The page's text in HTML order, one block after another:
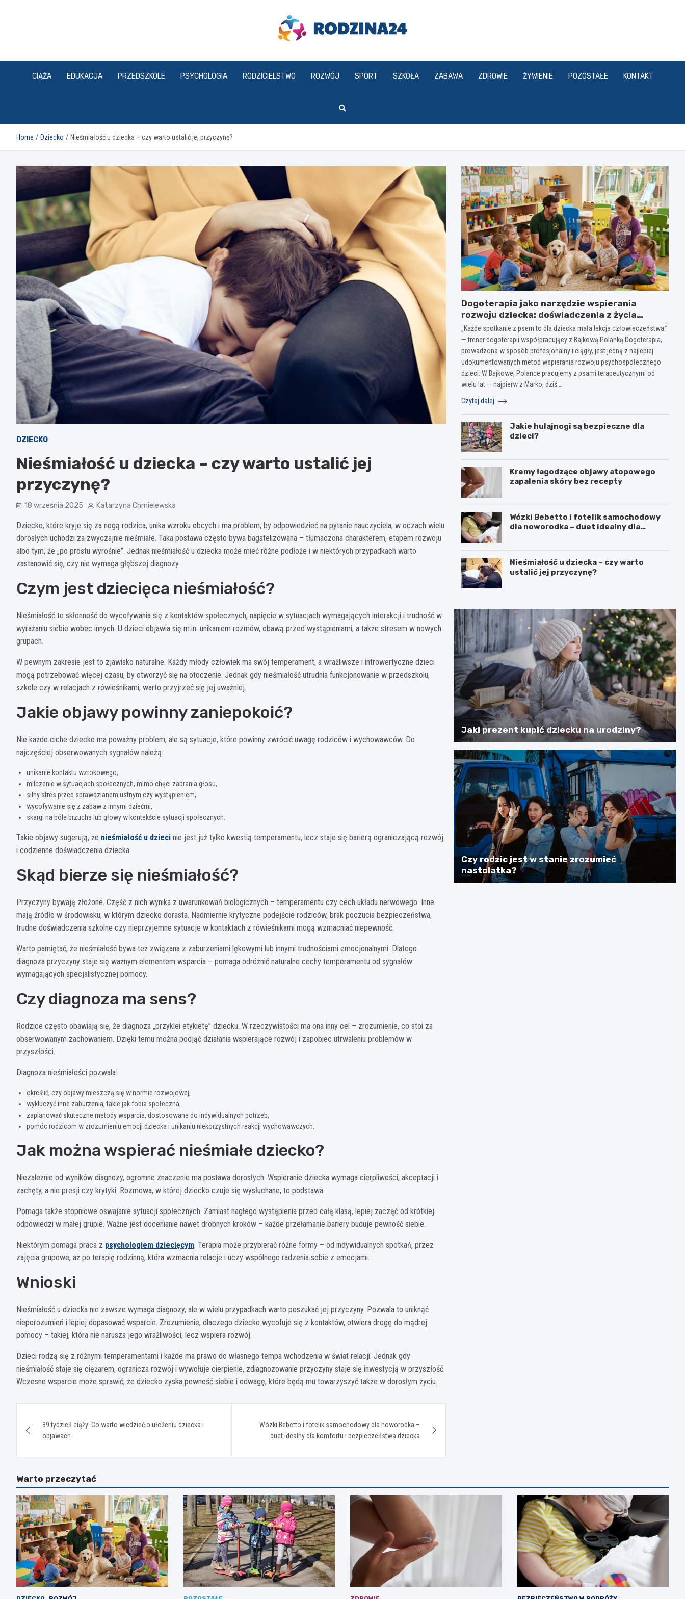
rodzina24.pl
CIĄŻA EDUKACJA PRZEDSZKOLE PSYCHOLOGIA RODZICIELSTWO ROZWÓJ SPORT SZKOŁA ZABAWA ZDROWIE ŻYWIENIE POZOSTAŁE KONTAKT
Home Dziecko Nieśmiałość u dziecka – czy warto ustalić jej przyczynę?
DZIECKO
Nieśmiałość u dziecka – czy warto ustalić jej
przyczynę?
18 września 2025 Katarzyna Chmielewska
Dziecko, które kryje się za nogą rodzica, unika wzroku obcych i ma problem, by odpowiedzieć na pytanie nauczyciela, w oczach wielu
dorosłych uchodzi za zwyczajnie nieśmiałe. Taka postawa często bywa bagatelizowana – tłumaczona charakterem, etapem rozwoju
albo tym, że „po prostu wyrośnie”. Jednak nieśmiałość u dziecka może mieć różne podłoże i w niektórych przypadkach warto
zastanowić się, czy nie wymaga głębszej diagnozy.
Czym jest dziecięca nieśmiałość?
Nieśmiałość to skłonność do wycofywania się z kontaktów społecznych, napięcie w sytuacjach wymagających interakcji i trudność w
wyrażaniu siebie wobec innych. U dzieci objawia się m.in. unikaniem rozmów, obawą przed wystąpieniami, a także stresem w nowych
grupach.
W pewnym zakresie jest to zjawisko naturalne. Każdy młody człowiek ma swój temperament, a wrażliwsze i introwertyczne dzieci
mogą potrzebować więcej czasu, by otworzyć się na otoczenie. Jednak gdy nieśmiałość utrudnia funkcjonowanie w przedszkolu,
szkole czy w relacjach z rówieśnikami, warto przyjrzeć się jej uważniej.
Jakie objawy powinny zaniepokoić?
Nie każde ciche dziecko ma poważny problem, ale są sytuacje, które powinny zwrócić uwagę rodziców i wychowawców. Do
najczęściej obserwowanych sygnałów należą:
unikanie kontaktu wzrokowego,
milczenie w sytuacjach społecznych, mimo chęci zabrania głosu,
silny stres przed sprawdzianem ustnym czy wystąpieniem,
wycofywanie się z zabaw z innymi dziećmi,
skargi na bóle brzucha lub głowy w kontekście sytuacji społecznych.
Takie objawy sugerują, że nieśmiałość u dzieci nie jest już tylko kwestią temperamentu, lecz staje się barierą ograniczającą rozwój
i codzienne doświadczenia dziecka.
Skąd bierze się nieśmiałość?
Przyczyny bywają złożone. Część z nich wynika z uwarunkowań biologicznych – temperamentu czy cech układu nerwowego. Inne
mają źródło w środowisku, w którym dziecko dorasta. Nadmiernie krytyczne podejście rodziców, brak poczucia bezpieczeństwa,
trudne doświadczenia szkolne czy nieprzyjemne sytuacje w kontaktach z rówieśnikami mogą wzmacniać niepewność.
Warto pamiętać, że nieśmiałość bywa też związana z zaburzeniami lękowymi lub innymi trudnościami emocjonalnymi. Dlatego
diagnoza przyczyny staje się ważnym elementem wsparcia – pomaga odróżnić naturalne cechy temperamentu od sygnałów
wymagających specjalistycznej pomocy.
Czy diagnoza ma sens?
Rodzice często obawiają się, że diagnoza „przyklei etykietę” dziecku. W rzeczywistości ma ona inny cel – zrozumienie, co stoi za
obserwowanym zachowaniem. Dzięki temu można podjąć działania wspierające rozwój i zapobiec utrwaleniu problemów w
przyszłości.
Diagnoza nieśmiałości pozwala:
określić, czy objawy mieszczą się w normie rozwojowej,
wykluczyć inne zaburzenia, takie jak fobia społeczna,
zaplanować skuteczne metody wsparcia, dostosowane do indywidualnych potrzeb,
pomóc rodzicom w zrozumieniu emocji dziecka i unikaniu niekorzystnych reakcji wychowawczych.
Jak można wspierać nieśmiałe dziecko?
Niezależnie od wyników diagnozy, ogromne znaczenie ma postawa dorosłych. Wspieranie dziecka wymaga cierpliwości, akceptacji i
zachęty, a nie presji czy krytyki. Rozmowa, w której dziecko czuje się wysłuchane, to podstawa.
Pomaga także stopniowe oswajanie sytuacji społecznych. Zamiast nagłego wystąpienia przed całą klasą, lepiej zacząć od krótkiej
odpowiedzi w małej grupie. Ważne jest docenianie nawet drobnych kroków – każde przełamanie bariery buduje pewność siebie.
Niektórym pomaga praca z psychologiem dziecięcym. Terapia może przybierać różne formy – od indywidualnych spotkań, przez
zajęcia grupowe, aż po terapię rodzinną, która wzmacnia relacje i uczy wspólnego radzenia sobie z emocjami.
Wnioski
Nieśmiałość u dziecka nie zawsze wymaga diagnozy, ale w wielu przypadkach warto poszukać jej przyczyny. Pozwala to uniknąć
nieporozumień i lepiej dopasować wsparcie. Zrozumienie, dlaczego dziecko wycofuje się z kontaktów, otwiera drogę do mądrej
pomocy – takiej, która nie narusza jego wrażliwości, lecz wspiera rozwój.
Dzieci rodzą się z różnymi temperamentami i każde ma prawo do własnego tempa wchodzenia w świat relacji. Jednak gdy
nieśmiałość staje się ciężarem, ogranicza rozwój i wywołuje cierpienie, zdiagnozowanie przyczyny staje się inwestycją w przyszłość.
Wczesne wsparcie może sprawić, że dziecko zyska pewność siebie i odwagę, które będą mu towarzyszyć także w dorosłym życiu.
wpisu
39 tydzień ciąży: Co warto wiedzieć o ułożeniu dziecka i
objawach
Wózki Bebetto i fotelik samochodowy dla noworodka –
duet idealny dla komfortu i bezpieczeństwa dziecka
Dogoterapia jako narzędzie wspierania
rozwoju dziecka: doświadczenia z życia
żłobka, przedszkola ma bazie wieloletniej
obserwacji
„Każde spotkanie z psem to dla dziecka mała lekcja człowieczeństwa.”
— trener dogoterapii współpracujący z Bajkową Polanką Dogoterapia,
prowadzona w sposób profesjonalny i ciągły, jest jedną z najlepiej
udokumentowanych metod wspierania rozwoju psychospołecznego
dzieci. W Bajkowej Polance pracujemy z psami terapeutycznymi od
wielu lat — najpierw z Marko, dziś…
Czytaj dalej
Jakie hulajnogi są bezpieczne dla
dzieci?
Kremy łagodzące objawy atopowego
zapalenia skóry bez recepty
Wózki Bebetto i fotelik samochodowy
dla noworodka – duet idealny dla
Nieśmiałość u dziecka – czy warto
ustalić jej przyczynę?
Jaki prezent kupić dziecku na urodziny?
Czy rodzic jest w stanie zrozumieć
nastolatka?
Warto przeczytać